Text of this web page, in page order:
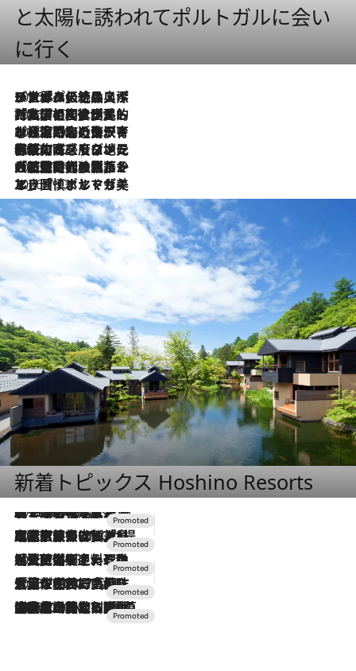
と太陽に誘われてポルトガルに会い
に行く
2026.8.8
リスボンの絶品スイーツ「パステル・デ・ナタ」とは？ポルトガル伝統の奥深い世界へ
2026.7.27
「私の祖国はポルトガル語です」国民的詩人フェルナンド・ペソアと、彼が愛した文学の街を歩く
2026.7.26
ポルトガル近海が育む極上の海の幸。キリリと冷えた白ワインと愉しむ、シーフード専門店の贅沢
2026.7.22
伝統の味をモダンに昇華。高感度な地元客が集う、リスボンの最旬ガストロノミー
2026.7.21
大航海時代の栄華から、震災、独裁、そして革命へ。ポルトガル・首都リスボンの石畳に刻まれた「歴史の光と影」
2026.7.13
エッセイ・ヤマザキマリ「慎ましくも美しき国 ポルトガル」
新着トピックス Hoshino Resorts
2026.8.7
【トンボの足水浴】ヒノキの香りに包まれて涼感マックス！約13℃の湧水かけ流しを避暑地「星野温泉 トンボの湯」で体験
2026.7.31
【ホテル帰省】という選択肢をOMOが提案。家族とほどよい距離を保つには「昼は実家、夜は気兼ねなくホテルで！」
2026.7.24
【夏限定ディナーコース】旬を迎える稚鮎や花ズッキーニなどをイタリア・トスカーナの郷土料理の手法で満喫！
2026.7.17
「土佐和ハーブかき氷」がOMO7高知に登場！生姜、山椒、大葉など目にも舌にも涼を呼ぶ郷土の味
2026.7.10
NEW OPEN！【界 草津】名湯の地に誕生。趣の異なる2種の温泉と上州ならではの会席・蕎麦割烹など美食を味わう究極の癒やし旅